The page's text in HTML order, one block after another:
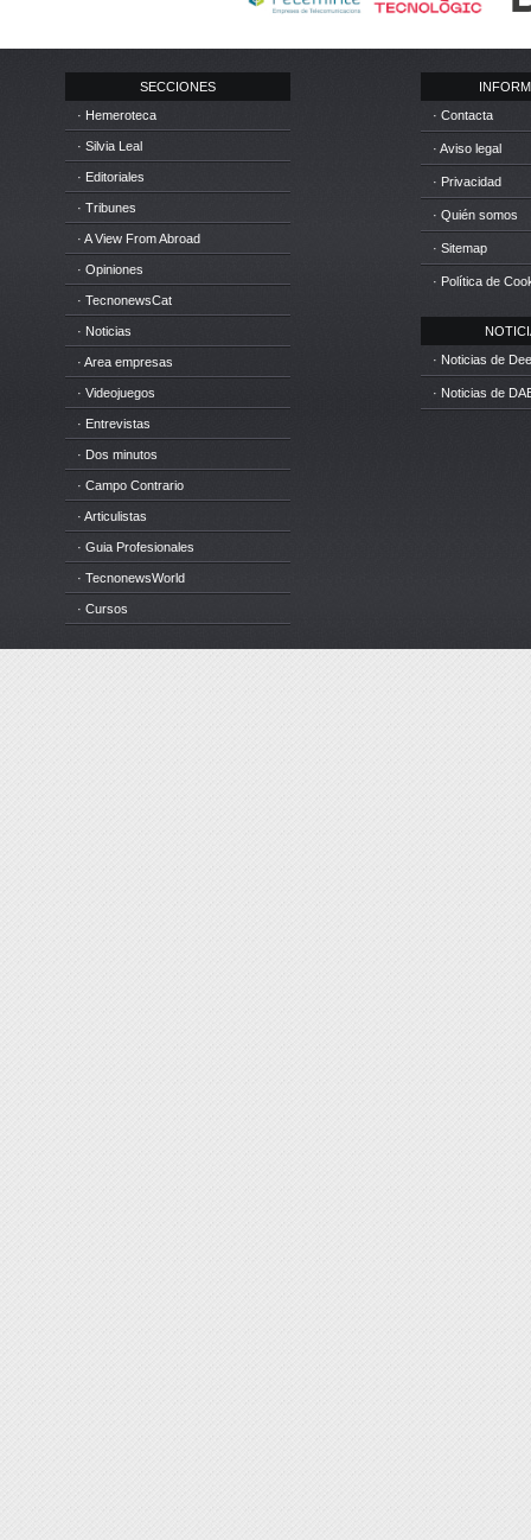
SECCIONES
· Hemeroteca
· Silvia Leal
· Editoriales
· Tribunes
· A View From Abroad
· Opiniones
· TecnonewsCat
· Noticias
· Area empresas
· Videojuegos
· Entrevistas
· Dos minutos
· Campo Contrario
· Articulistas
· Guia Profesionales
· TecnonewsWorld
· Cursos
· Contacta
· Aviso legal
· Privacidad
· Quién somos
· Sitemap
· Política de
· Noticias de
· Noticias de